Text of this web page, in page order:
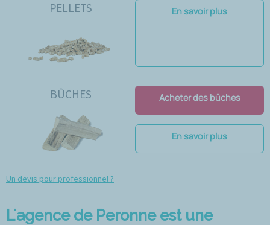
PELLETS En savoir plus
BÛCHES Acheter des bûches
En savoir plus
Un devis pour professionnel ?
L'agence de Peronne est une